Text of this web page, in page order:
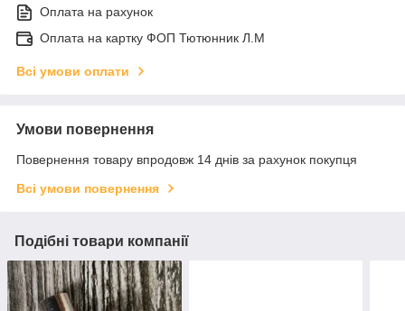
Оплата на рахунок
Оплата на картку ФОП Тютюнник Л.М
Всі умови оплати
Умови повернення
Повернення товару впродовж 14 днів за рахунок покупця
Всі умови повернення
Подібні товари компанії